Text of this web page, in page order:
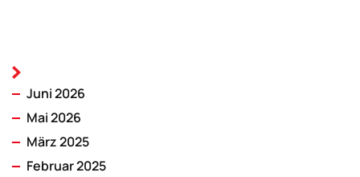
Juni 2026
Mai 2026
März 2025
Februar 2025